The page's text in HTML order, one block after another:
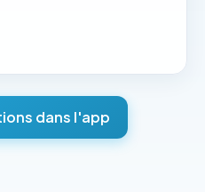
dans l'app